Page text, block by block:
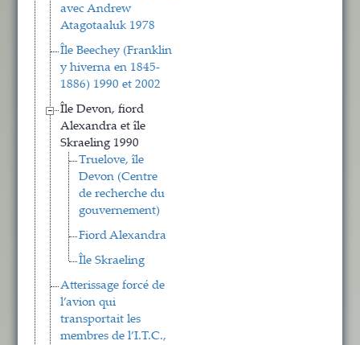
avec Andrew
Atagotaaluk 1978
Île Beechey (Franklin
y hiverna en 1845-
1886) 1990 et 2002
Île Devon, fiord
Alexandra et île
Skraeling 1990
Truelove, île
Devon (Centre
de recherche du
gouvernement)
Fiord Alexandra
Île Skraeling
Atterissage forcé de
l’avion qui
transportait les
membres de l’I.T.C.,